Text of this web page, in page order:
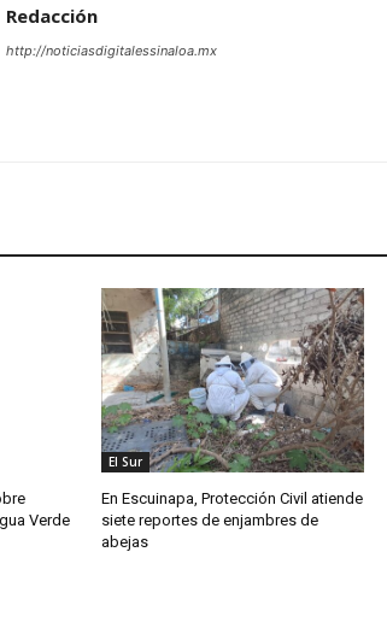
Redacción
http://noticiasdigitalessinaloa.mx
Verde
El Sur
En Escuinapa, Protección Civil atiende
siete reportes de enjambres de
abejas